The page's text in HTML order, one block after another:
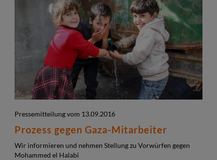
Pressemitteilung vom 13.09.2016
Prozess gegen Gaza-Mitarbeiter
Wir informieren und nehmen Stellung zu Vorwürfen gegen
Mohammed el Halabi